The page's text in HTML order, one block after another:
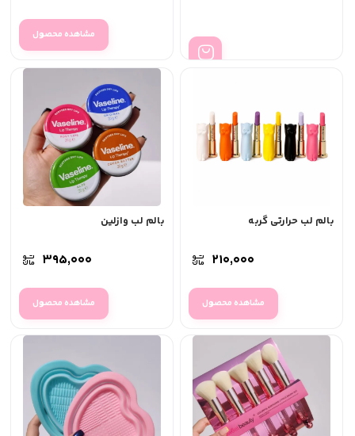
مشاهده محصول
بالم لب حرارتی گربه
۲۱۰,۰۰۰
مشاهده محصول
بالم لب وازلین
۳۹۵,۰۰۰
مشاهده محصول